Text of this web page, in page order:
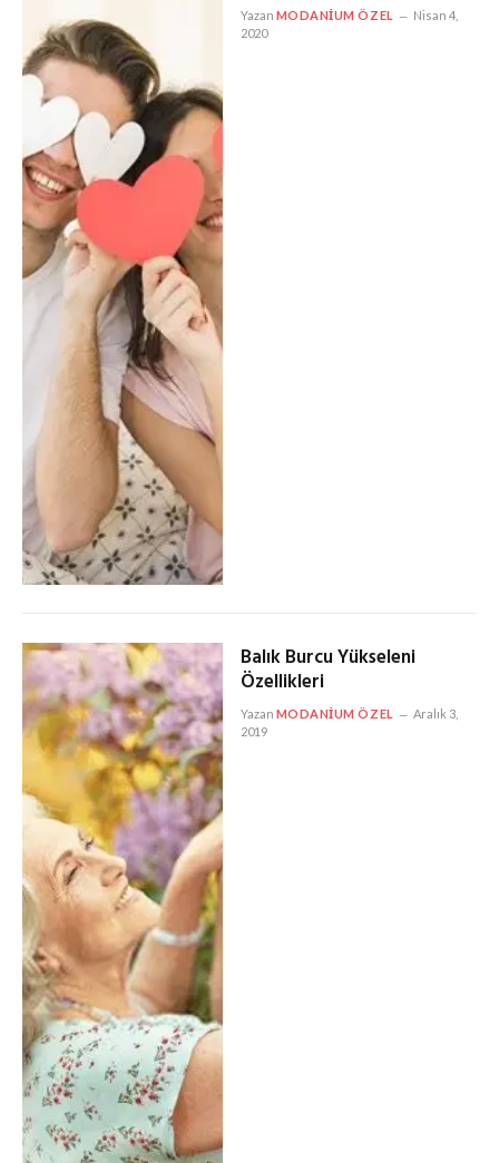
Yazan MODANIUM ÖZEL
Nisan 4,
2020
Balık Burcu Yükseleni
Özellikleri
Yazan MODANIUM ÖZEL
Aralık 3,
2019